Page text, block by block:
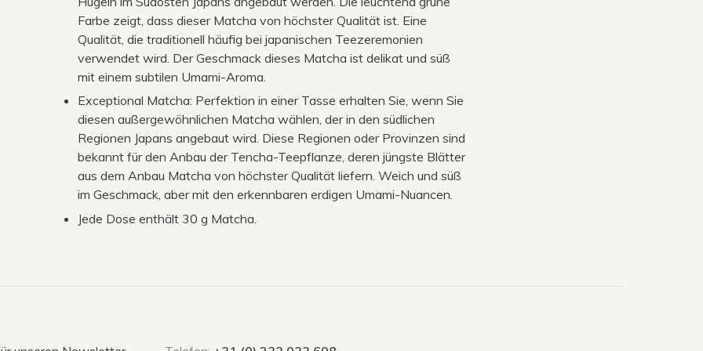
Farbe zeigt, dass dieser Matcha von höchster Qualität ist. Eine
Qualität, die traditionell häufig bei japanischen Teezeremonien
verwendet wird. Der Geschmack dieses Matcha ist delikat und süß
mit einem subtilen Umami-Aroma.
Exceptional Matcha: Perfektion in einer Tasse erhalten Sie, wenn Sie
diesen außergewöhnlichen Matcha wählen, der in den südlichen
Regionen Japans angebaut wird. Diese Regionen oder Provinzen sind
bekannt für den Anbau der Tencha-Teepflanze, deren jüngste Blätter
aus dem Anbau Matcha von höchster Qualität liefern. Weich und süß
im Geschmack, aber mit den erkennbaren erdigen Umami-Nuancen.
Jede Dose enthält 30 g Matcha.